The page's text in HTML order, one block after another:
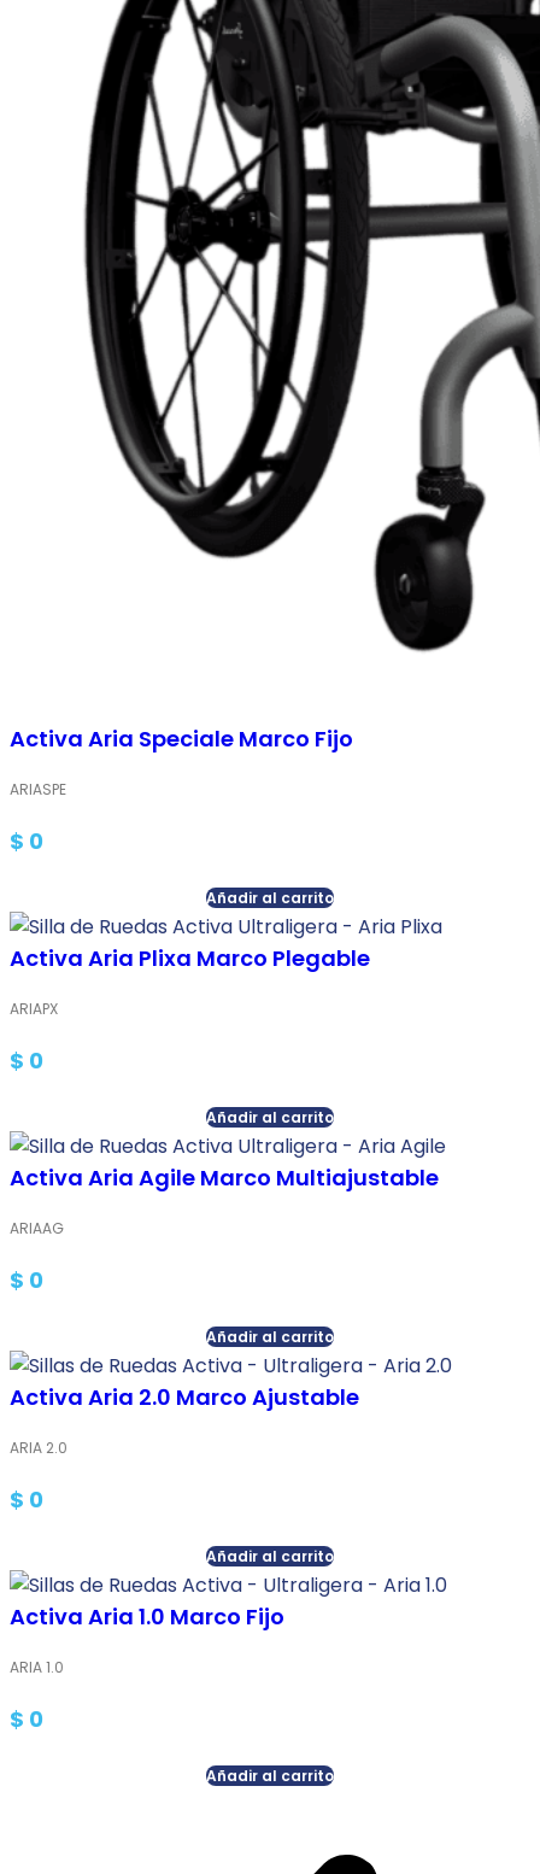
Activa Aria Speciale Marco Fijo
ARIASPE
$ 0
Añadir al carrito
Activa Aria Plixa Marco Plegable
ARIAPX
$ 0
Añadir al carrito
Activa Aria Agile Marco Multiajustable
ARIAAG
$ 0
Añadir al carrito
Activa Aria 2.0 Marco Ajustable
ARIA 2.0
$ 0
Añadir al carrito
Activa Aria 1.0 Marco Fijo
ARIA 1.0
$ 0
Añadir al carrito